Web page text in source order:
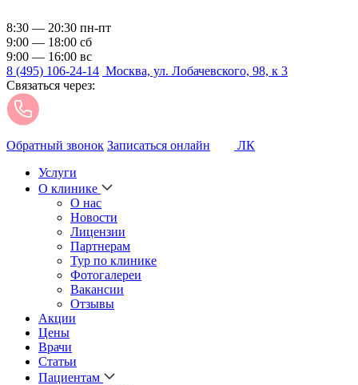
8:30 — 20:30 пн-пт
9:00 — 18:00 сб
9:00 — 16:00 вс
8 (495) 106-24-14 Москва, ул. Лобачевского, 98, к 3
Связаться через:
Обратный звонок Записаться онлайн
ЛК
Услуги
О клинике
О нас
Новости
Лицензии
Партнерам
Тур по клинике
Фотогалереи
Вакансии
Отзывы
Акции
Цены
Врачи
Статьи
Пациентам